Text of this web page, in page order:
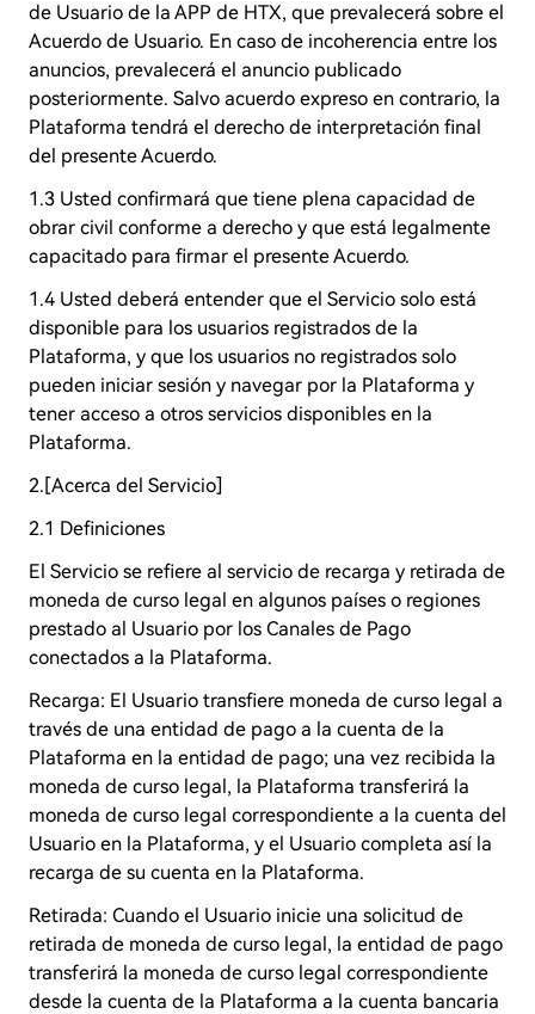
de Usuario de la APP de HTX, que prevalecerá sobre el
Acuerdo de Usuario. En caso de incoherencia entre los
anuncios, prevalecerá el anuncio publicado
posteriormente. Salvo acuerdo expreso en contrario, la
Plataforma tendrá el derecho de interpretación final
del presente Acuerdo.
1.3 Usted confirmará que tiene plena capacidad de
obrar civil conforme a derecho y que está legalmente
capacitado para firmar el presente Acuerdo.
1.4 Usted deberá entender que el Servicio solo está
disponible para los usuarios registrados de la
Plataforma, y que los usuarios no registrados solo
pueden iniciar sesión y navegar por la Plataforma y
tener acceso a otros servicios disponibles en la
Plataforma.
2.[Acerca del Servicio]
2.1 Definiciones
El Servicio se refiere al servicio de recarga y retirada de
moneda de curso legal en algunos países o regiones
prestado al Usuario por los Canales de Pago
conectados a la Plataforma.
Recarga: El Usuario transfiere moneda de curso legal a
través de una entidad de pago a la cuenta de la
Plataforma en la entidad de pago; una vez recibida la
moneda de curso legal, la Plataforma transferirá la
moneda de curso legal correspondiente a la cuenta del
Usuario en la Plataforma, y el Usuario completa así la
recarga de su cuenta en la Plataforma.
Retirada: Cuando el Usuario inicie una solicitud de
retirada de moneda de curso legal, la entidad de pago
transferirá la moneda de curso legal correspondiente
desde la cuenta de la Plataforma a la cuenta bancaria